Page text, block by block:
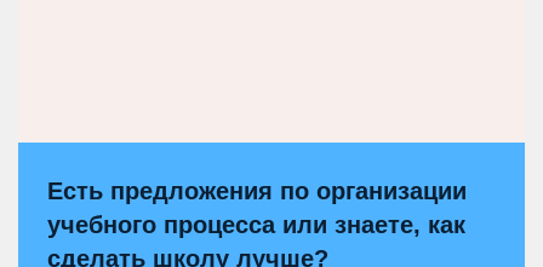
Есть предложения по организации
учебного процесса или знаете, как
сделать школу лучше?